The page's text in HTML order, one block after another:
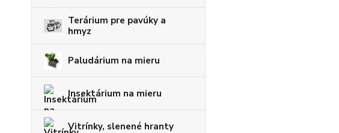
Terárium pre pavúky a
hmyz
Paludárium na mieru
Insektárium na mieru
Vitrínky, slenené hranty